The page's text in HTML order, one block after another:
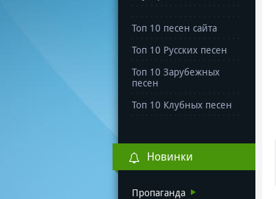
Топ 10 песен сайта
Топ 10 Русских песен
Топ 10 Зарубежных
песен
Топ 10 Клубных песен
Новинки
Пропаганда